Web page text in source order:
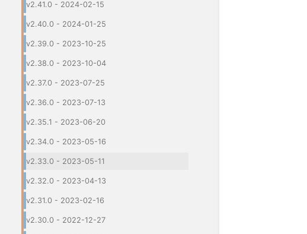
v2.41.0 - 2024-02-15
v2.40.0 - 2024-01-25
v2.39.0 - 2023-10-25
v2.38.0 - 2023-10-04
v2.37.0 - 2023-07-25
v2.36.0 - 2023-07-13
v2.35.1 - 2023-06-20
v2.34.0 - 2023-05-16
v2.33.0 - 2023-05-11
v2.32.0 - 2023-04-13
v2.31.0 - 2023-02-16
v2.30.0 - 2022-12-27